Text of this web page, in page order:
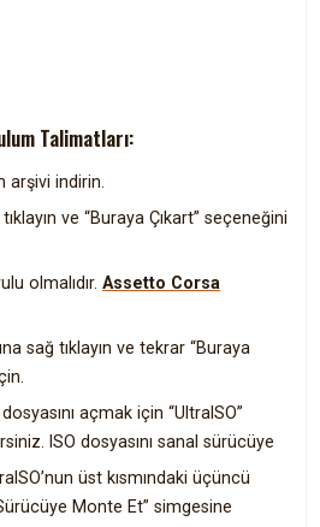
Talimatları:
arşivi indirin.
ve “Buraya Çıkart” seçeneğini
olmalıdır. Assetto Corsa
sağ tıklayın ve tekrar “Buraya
açmak için “UltraISO”
ISO dosyasını sanal sürücüye
üst kısmındaki üçüncü
Monte Et” simgesine